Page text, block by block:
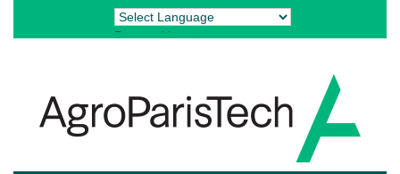
Powered by Translate